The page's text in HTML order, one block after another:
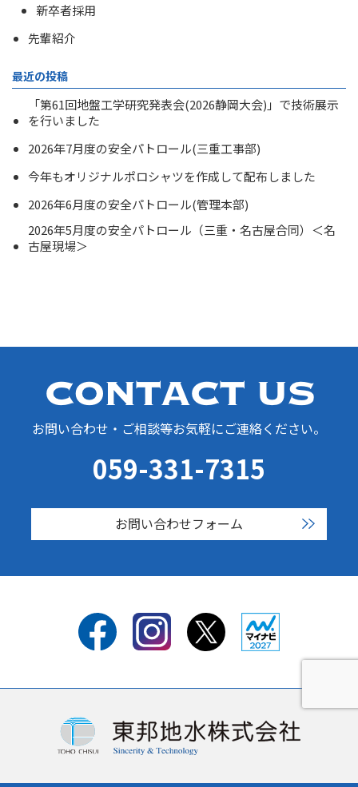
新卒者採用
先輩紹介
最近の投稿
「第61回地盤工学研究発表会(2026静岡大会)」で技術展示
を行いました
2026年7月度の安全パトロール(三重工事部)
今年もオリジナルポロシャツを作成して配布しました
2026年6月度の安全パトロール(管理本部)
2026年5月度の安全パトロール（三重・名古屋合同）＜名
古屋現場＞
お問い合わせ・ご相談等お気軽にご連絡ください。
059-331-7315
お問い合わせフォーム